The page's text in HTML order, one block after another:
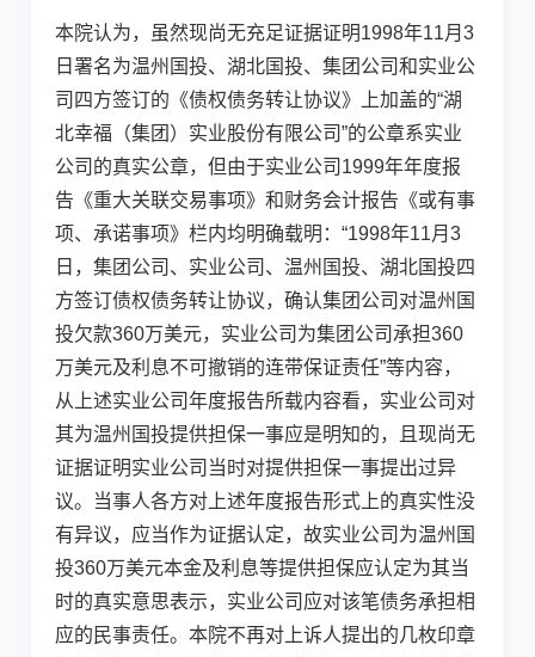
本院认为，虽然现尚无充足证据证明1998年11月3
日署名为温州国投、湖北国投、集团公司和实业公
司四方签订的《债权债务转让协议》上加盖的“湖
北幸福（集团）实业股份有限公司”的公章系实业
公司的真实公章，但由于实业公司1999年年度报
告《重大关联交易事项》和财务会计报告《或有事
项、承诺事项》栏内均明确载明：“1998年11月3
日，集团公司、实业公司、温州国投、湖北国投四
方签订债权债务转让协议，确认集团公司对温州国
投欠款360万美元，实业公司为集团公司承担360
万美元及利息不可撤销的连带保证责任”等内容，
从上述实业公司年度报告所载内容看，实业公司对
其为温州国投提供担保一事应是明知的，且现尚无
证据证明实业公司当时对提供担保一事提出过异
议。当事人各方对上述年度报告形式上的真实性没
有异议，应当作为证据认定，故实业公司为温州国
投360万美元本金及利息等提供担保应认定为其当
时的真实意思表示，实业公司应对该笔债务承担相
应的民事责任。本院不再对上诉人提出的几枚印章